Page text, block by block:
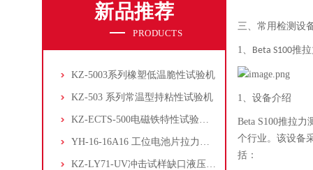
新品推荐
PRODUCTS
KZ-5003系列橡塑低温脆性试验机
KZ-503 系列常温型持粘性试验机
KZ-ECTS-500电磁铁特性试验系统
YH-16-16A16 工位电池片拉力试验机
KZ-LY71-UV冲击试样缺口液压拉床
三、 常用检测设
1、 Beta S100推
1、 设备介绍
Beta S100推拉
个行业。该设备
括：